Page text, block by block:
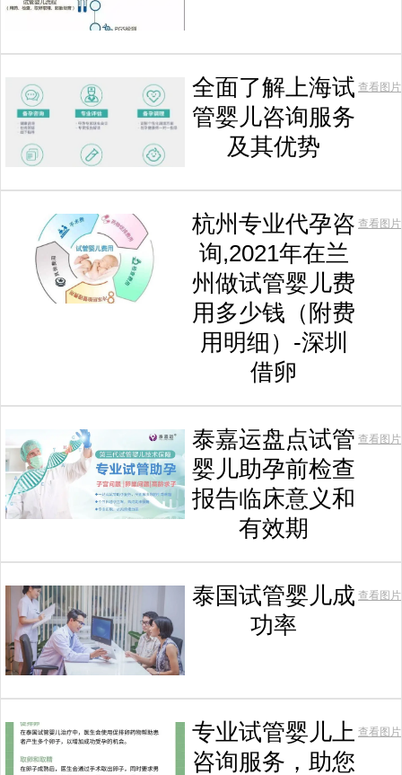
全面了解上海试
管婴儿咨询服务
及其优势
查看图片
杭州专业代孕咨
询,2021年在兰
州做试管婴儿费
用多少钱（附费
用明细）-深圳
借卵
查看图片
泰嘉运盘点试管
婴儿助孕前检查
报告临床意义和
有效期
查看图片
泰国试管婴儿成
功率
查看图片
专业试管婴儿上
咨询服务，助您
查看图片